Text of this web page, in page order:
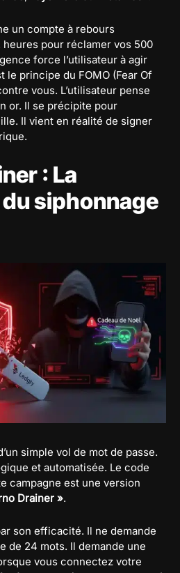
un compte à rebours
heures pour réclamer vos 500
force l’utilisateur à agir
le principe du FOMO (Fear Of
vous. L’utilisateur pense
or. Il se précipite pour
Il vient en réalité de signer
: La
siphonnage
simple vol de mot de passe.
et automatisée. Le code
campagne est une version
Drainer ».
son efficacité. Il ne demande
de 24 mots. Il demande une
vous connectez votre